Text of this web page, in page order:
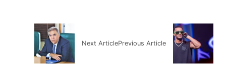
Previous Article
Next Article